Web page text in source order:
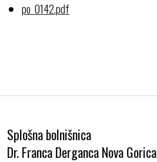
po_0142.pdf
Splošna bolnišnica
Dr. Franca Derganca Nova Gorica